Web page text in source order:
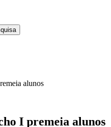
alunos
I premeia alunos